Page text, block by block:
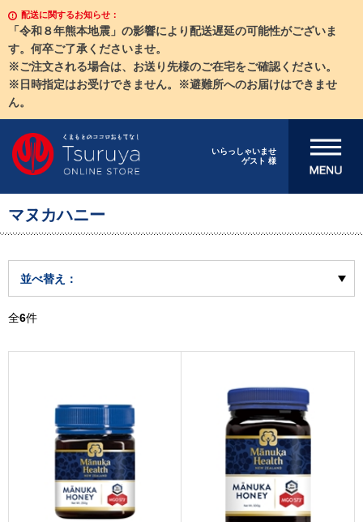
配送に関するお知らせ：
「令和８年熊本地震」の影響により配送遅延の可能性がございま
す。何卒ご了承くださいませ。
※ご注文される場合は、お送り先様のご在宅をご確認ください。
※日時指定はお受けできません。※避難所へのお届けはできませ
ん。
いらっしゃいませ
ゲスト 様
メニューを開
マヌカハニー
並べ替え：
全6件